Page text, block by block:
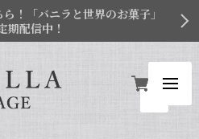
！「バニラと世界のお菓子」
期配信中！